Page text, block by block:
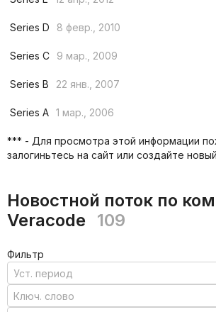
Series D
8 февр., 2010
Series C
9 мар., 2009
Series B
22 янв., 2007
Series A 1 мар., 2006
*** - Для просмотра этой информации
залогиньтесь на сайт или создайте
Новостной поток по
Veracode
109
Фильтр